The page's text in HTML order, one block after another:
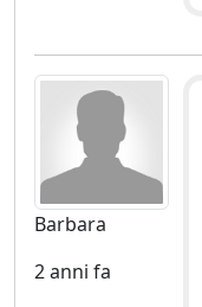
Barbara
2 anni fa